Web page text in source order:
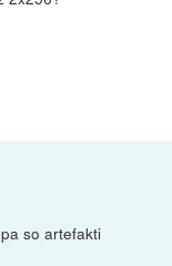
so artefakti